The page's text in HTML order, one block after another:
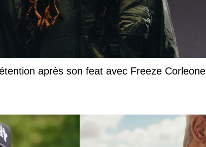
après son feat avec Freeze Corleone